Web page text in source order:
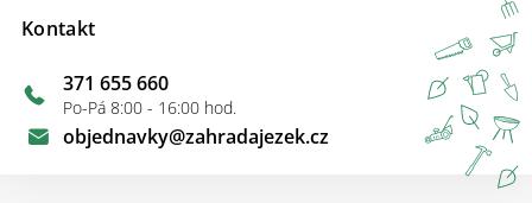
Kontakt
objednavky@zahradajezek.cz
371 655 660
Po-Pá 8:00 - 16:00 hod.